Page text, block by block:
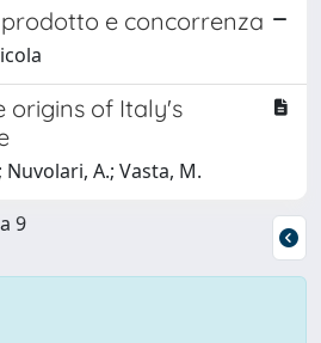
e concorrenza
origins of Italy's
Nuvolari, A.; Vasta, M.
9